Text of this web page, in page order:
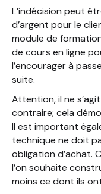
L’indécision peut
d’argent pour le
module de
de cours en ligne
l’encourager à
suite.
Attention, il ne
contraire; cela
Il est important
technique ne doit
obligation d’achat.
l’on souhaite
moins ce dont ils